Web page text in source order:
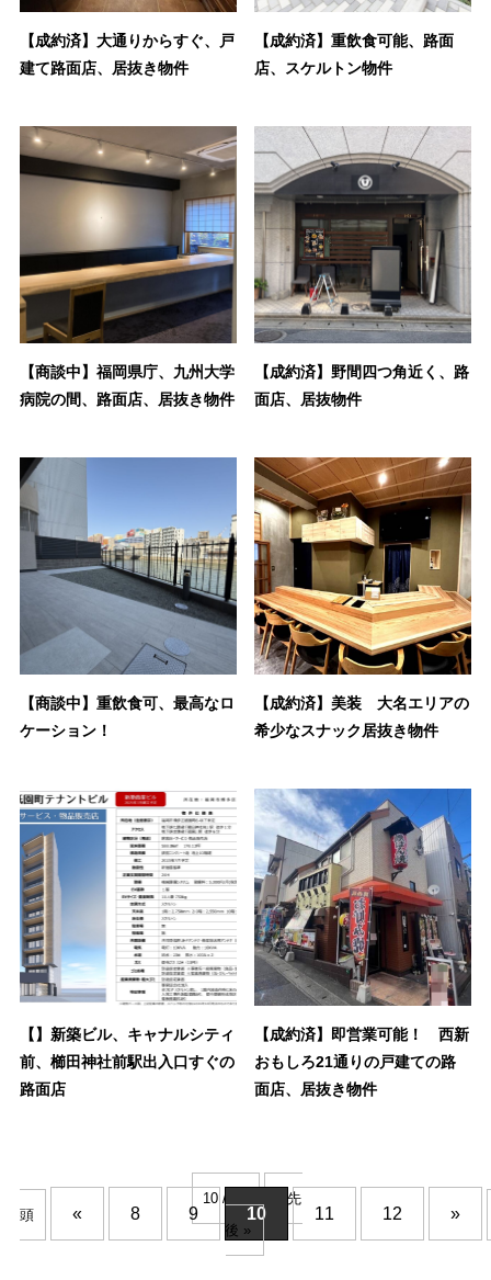
【成約済】大通りからすぐ、戸
建て路面店、居抜き物件
【成約済】重飲食可能、路面
店、スケルトン物件
【商談中】福岡県庁、九州大学
病院の間、路面店、居抜き物件
【成約済】野間四つ角近く、路
面店、居抜物件
【商談中】重飲食可、最高なロ
ケーション！
【成約済】美装 大名エリアの
希少なスナック居抜き物件
【】新築ビル、キャナルシティ
前、櫛田神社前駅出入口すぐの
路面店
【成約済】即営業可能！ 西新
おもしろ21通りの戸建ての路
面店、居抜き物件
10 / 16
« 先
頭
« 8 9 10 11 12 »
後 »